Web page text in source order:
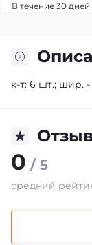
В течение 30
к-т: 6 шт.; шир. -
0 / 5
средний